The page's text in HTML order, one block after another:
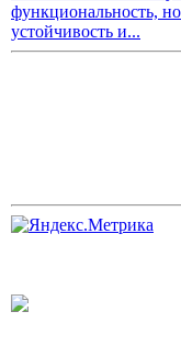
функциональность,
устойчивость и...